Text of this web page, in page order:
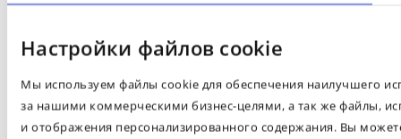
Настройки файлов cookie
Мы используем файлы cookie для обеспечения наилучшего
за нашими коммерческими бизнес-целями, а так же файлы,
и отображения персонализированного содержания. Вы